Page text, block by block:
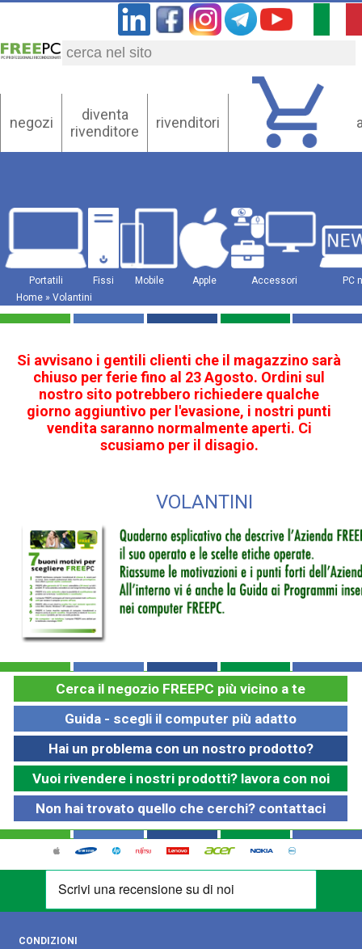
negozi
diventa
rivenditore
rivenditori
Portatili Fissi Mobile Apple Accessori
PC
Home » Volantini
Si avvisano i gentili clienti che il magazzino sarà
chiuso per ferie fino al 23 Agosto. Ordini sul
nostro sito potrebbero richiedere qualche
giorno aggiuntivo per l'evasione, i nostri punti
vendita saranno normalmente aperti. Ci
scusiamo per il disagio.
VOLANTINI
Cerca il negozio FREEPC più vicino a te
Guida - scegli il computer più adatto
Hai un problema con un nostro prodotto?
Vuoi rivendere i nostri prodotti? lavora con noi
Non hai trovato quello che cerchi? contattaci
CONDIZIONI